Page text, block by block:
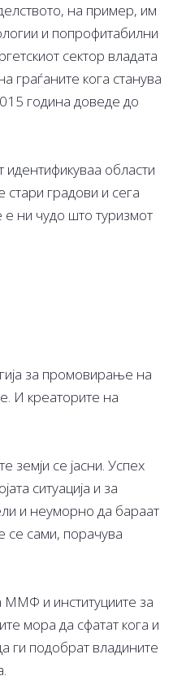
на пример, им
и попрофитабилни
сектор владата
граѓаните кога станува
година доведе до
идентификуваа области
градови и сега
е ни чудо што туризмот
за промовирање на
И креаторите на
земји се јасни. Успех
ситуација и за
и неуморно да бараат
се сами, порачува
ММФ и институциите за
мора да сфатат кога и
ги подобрат владините